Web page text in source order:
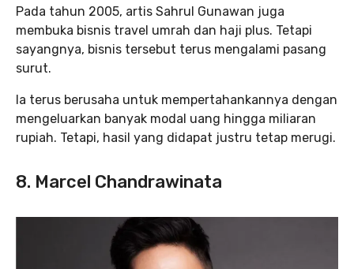
Pada tahun 2005, artis Sahrul Gunawan juga
membuka bisnis travel umrah dan haji plus. Tetapi
sayangnya, bisnis tersebut terus mengalami pasang
surut.
Ia terus berusaha untuk mempertahankannya dengan
mengeluarkan banyak modal uang hingga miliaran
rupiah. Tetapi, hasil yang didapat justru tetap merugi.
8. Marcel Chandrawinata